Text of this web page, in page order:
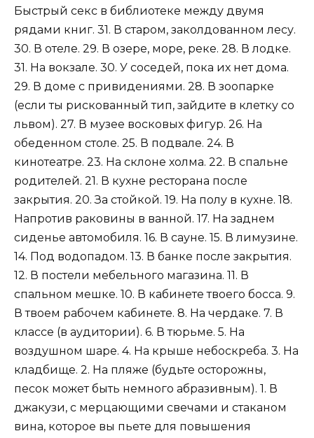
Быстрый секс в библиотеке между двумя
рядами книг. 31. В старом, заколдованном лесу.
30. В отеле. 29. В озере, море, реке. 28. В лодке.
31. На вокзале. 30. У соседей, пока их нет дома.
29. В доме с привидениями. 28. В зоопарке
(если ты рискованный тип, зайдите в клетку со
львом). 27. В музее восковых фигур. 26. На
обеденном столе. 25. В подвале. 24. В
кинотеатре. 23. На склоне холма. 22. В спальне
родителей. 21. В кухне ресторана после
закрытия. 20. За стойкой. 19. На полу в кухне. 18.
Напротив раковины в ванной. 17. На заднем
сиденье автомобиля. 16. В сауне. 15. В лимузине.
14. Под водопадом. 13. В банке после закрытия.
12. В постели мебельного магазина. 11. В
спальном мешке. 10. В кабинете твоего босса. 9.
В твоем рабочем кабинете. 8. На чердаке. 7. В
классе (в аудитории). 6. В тюрьме. 5. На
воздушном шаре. 4. На крыше небоскреба. 3. На
кладбище. 2. На пляже (будьте осторожны,
песок может быть немного абразивным). 1. В
джакузи, с мерцающими свечами и стаканом
вина, которое вы пьете для повышения